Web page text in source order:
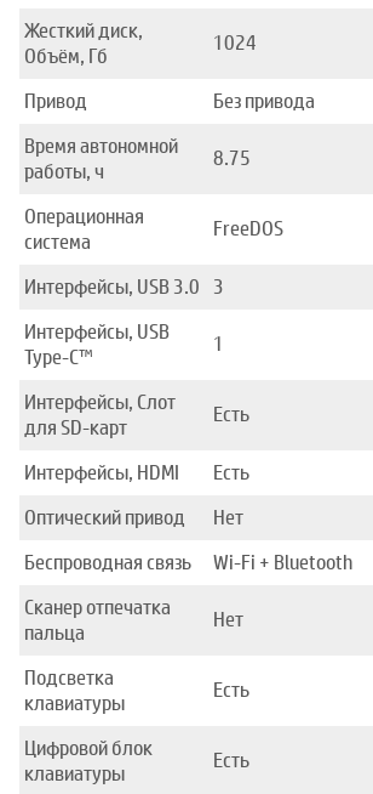
Жесткий диск,
Объём, Гб
1024
Привод
Без привода
Время автономной
работы, ч
8.75
Операционная
система
FreeDOS
Интерфейсы, USB 3.0
3
Интерфейсы, USB
Type-C™
1
Интерфейсы, Слот
для SD-карт
Есть
Интерфейсы, HDMI
Есть
Оптический привод
Нет
Беспроводная связь
Wi-Fi + Bluetooth
Сканер отпечатка
пальца
Нет
Подсветка
клавиатуры
Есть
Цифровой блок
клавиатуры
Есть